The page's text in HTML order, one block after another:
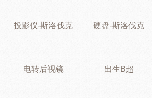
投影仪-斯洛伐克 硬盘-斯洛伐克
电转后视镜 出生B超